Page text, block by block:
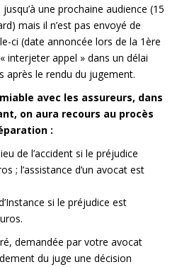
une prochaine audience (15
mais il n’est pas envoyé de
ci (date annoncée lors de la 1ère
interjeter appel » dans un délai
après le rendu du jugement.
avec les assureurs, dans
on aura recours au procès
:
de l’accident si le préjudice
; l’assistance d’un avocat est
si le préjudice est
demandée par votre avocat
du juge une décision